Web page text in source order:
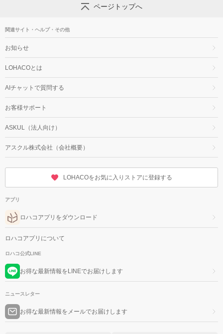
ページトップへ
関連サイト・ヘルプ・その他
お知らせ
LOHACOとは
AIチャットで質問する
お客様サポート
ASKUL（法人向け）
アスクル株式会社（会社概要）
LOHACOをお気に入りストアに登録する
アプリ
ロハコアプリをダウンロード
ロハコアプリについて
ロハコ公式LINE
お得な最新情報をLINEでお届けします
ニュースレター
お得な最新情報をメールでお届けします